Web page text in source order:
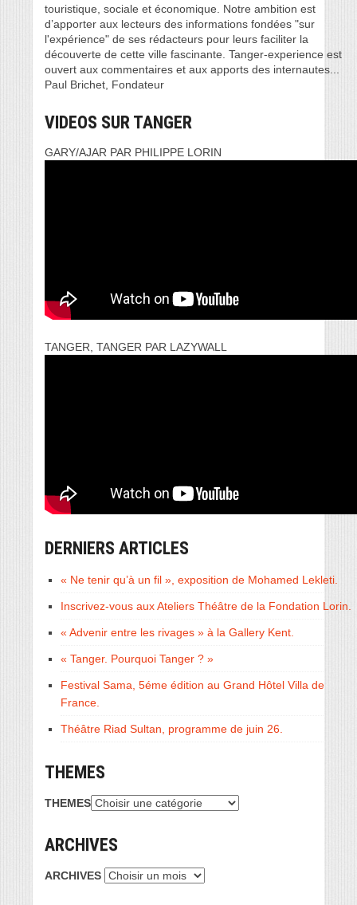
touristique, sociale et économique. Notre ambition est
d’apporter aux lecteurs des informations fondées "sur
l'expérience" de ses rédacteurs pour leurs faciliter la
découverte de cette ville fascinante. Tanger-experience est
ouvert aux commentaires et aux apports des internautes...
Paul Brichet, Fondateur
VIDEOS SUR TANGER
GARY/AJAR PAR PHILIPPE LORIN
TANGER, TANGER PAR LAZYWALL
DERNIERS ARTICLES
« Ne tenir qu’à un fil », exposition de Mohamed Lekleti.
Inscrivez-vous aux Ateliers Théâtre de la Fondation Lorin.
« Advenir entre les rivages » à la Gallery Kent.
« Tanger. Pourquoi Tanger ? »
Festival Sama, 5éme édition au Grand Hôtel Villa de
France.
Théâtre Riad Sultan, programme de juin 26.
THEMES
THEMES
ARCHIVES
ARCHIVES